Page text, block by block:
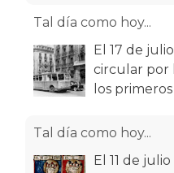
Tal día como hoy...
El 17 de
circular por
los
Tal día como hoy...
El 11 de